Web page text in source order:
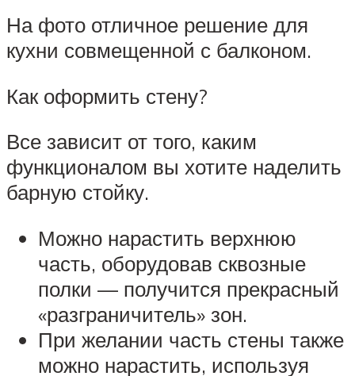
На фото отличное решение для
кухни совмещенной с балконом.
Как оформить стену?
Все зависит от того, каким
функционалом вы хотите наделить
барную стойку.
Можно нарастить верхнюю
часть, оборудовав сквозные
полки — получится прекрасный
«разграничитель» зон.
При желании часть стены также
можно нарастить, используя